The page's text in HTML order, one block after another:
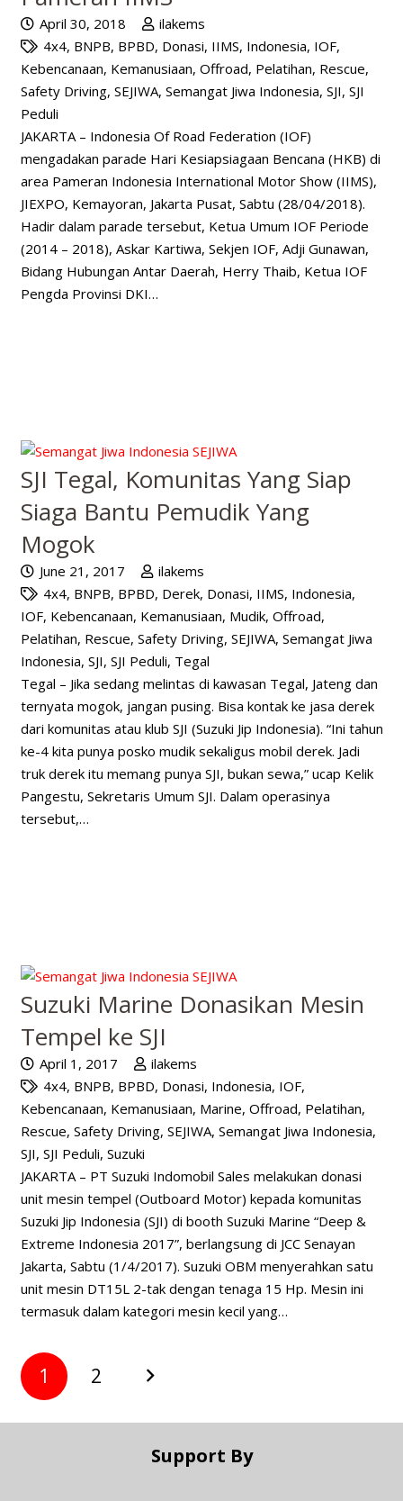
April 30, 2018
ilakems
4x4, BNPB, BPBD, Donasi, IIMS, Indonesia, IOF,
Kebencanaan, Kemanusiaan, Offroad, Pelatihan, Rescue,
Safety Driving, SEJIWA, Semangat Jiwa Indonesia, SJI, SJI
Peduli
JAKARTA – Indonesia Of Road Federation (IOF)
mengadakan parade Hari Kesiapsiagaan Bencana (HKB) di
area Pameran Indonesia International Motor Show (IIMS),
JIEXPO, Kemayoran, Jakarta Pusat, Sabtu (28/04/2018).
Hadir dalam parade tersebut, Ketua Umum IOF Periode
(2014 – 2018), Askar Kartiwa, Sekjen IOF, Adji Gunawan,
Bidang Hubungan Antar Daerah, Herry Thaib, Ketua IOF
Pengda Provinsi DKI…
SJI Tegal, Komunitas Yang Siap
Siaga Bantu Pemudik Yang
Mogok
June 21, 2017
ilakems
4x4, BNPB, BPBD, Derek, Donasi, IIMS, Indonesia,
IOF, Kebencanaan, Kemanusiaan, Mudik, Offroad,
Pelatihan, Rescue, Safety Driving, SEJIWA, Semangat Jiwa
Indonesia, SJI, SJI Peduli, Tegal
Tegal – Jika sedang melintas di kawasan Tegal, Jateng dan
ternyata mogok, jangan pusing. Bisa kontak ke jasa derek
dari komunitas atau klub SJI (Suzuki Jip Indonesia). “Ini tahun
ke-4 kita punya posko mudik sekaligus mobil derek. Jadi
truk derek itu memang punya SJI, bukan sewa,” ucap Kelik
Pangestu, Sekretaris Umum SJI. Dalam operasinya
tersebut,…
Suzuki Marine Donasikan Mesin
Tempel ke SJI
April 1, 2017
ilakems
4x4, BNPB, BPBD, Donasi, Indonesia, IOF,
Kebencanaan, Kemanusiaan, Marine, Offroad, Pelatihan,
Rescue, Safety Driving, SEJIWA, Semangat Jiwa Indonesia,
SJI, SJI Peduli, Suzuki
JAKARTA – PT Suzuki Indomobil Sales melakukan donasi
unit mesin tempel (Outboard Motor) kepada komunitas
Suzuki Jip Indonesia (SJI) di booth Suzuki Marine “Deep &
Extreme Indonesia 2017”, berlangsung di JCC Senayan
Jakarta, Sabtu (1/4/2017). Suzuki OBM menyerahkan satu
unit mesin DT15L 2-tak dengan tenaga 15 Hp. Mesin ini
termasuk dalam kategori mesin kecil yang…
1 2
Support By